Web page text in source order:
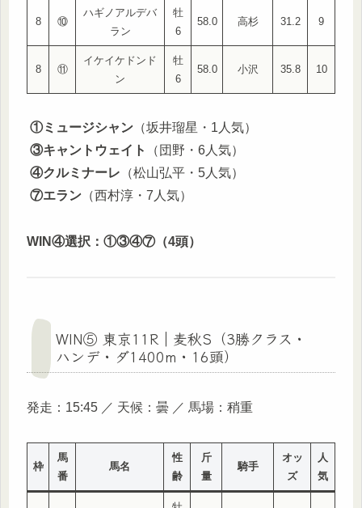
8 ⑩
ハギノアルデバ
ラン
牡
6
58.0 高杉 31.2 9
8 ⑪
イケイケドンド
ン
牡
6
58.0 小沢 35.8 10
①ミュージシャン （坂井瑠星・1人気）
③キャントウェイト
（団野・6人気）
④クルミナーレ （松山弘平・5人気）
⑦エラン （西村淳・7人気）
WIN④選択：①③④⑦（4頭）
WIN⑤ 東京11R｜麦秋S（3勝クラス・
ハンデ・ダ1400m・16頭）
発走：15:45 ／ 天候：曇 ／ 馬場：稍重
枠
馬
番
馬名
性
齢
斤
量
騎手
オッ
ズ
人
気